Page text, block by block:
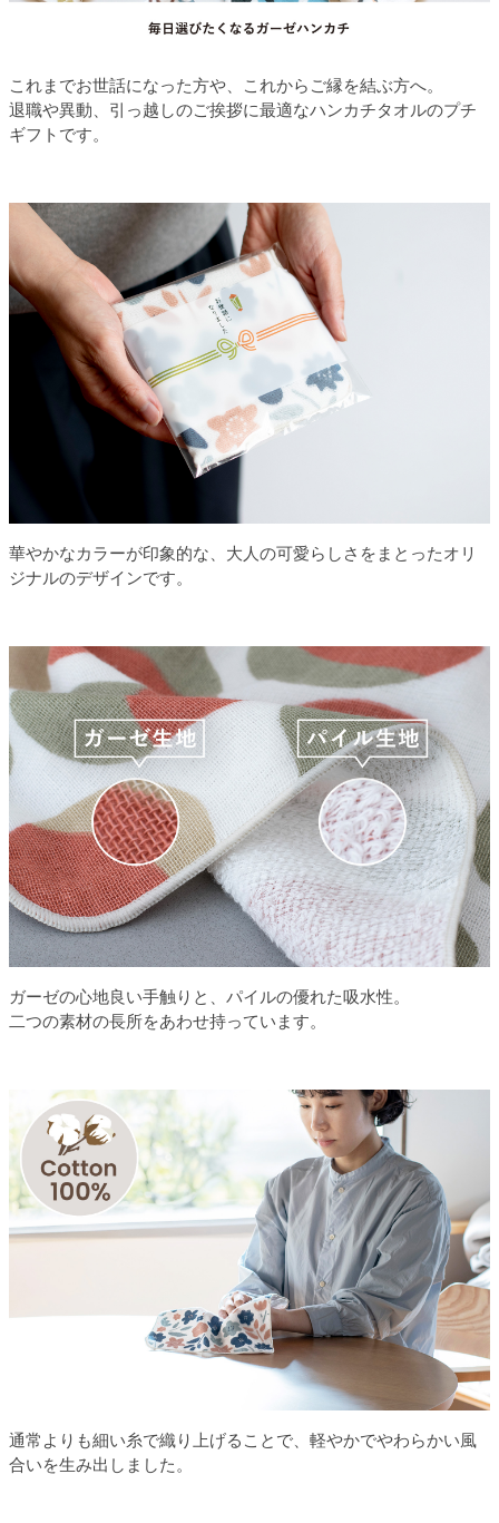
これまでお世話になった方や、これからご縁を結ぶ方へ。
退職や異動、引っ越しのご挨拶に最適なハンカチタオルのプチ
ギフトです。
華やかなカラーが印象的な、大人の可愛らしさをまとったオリ
ジナルのデザインです。
ガーゼの心地良い手触りと、パイルの優れた吸水性。
二つの素材の長所をあわせ持っています。
通常よりも細い糸で織り上げることで、軽やかでやわらかい風
合いを生み出しました。